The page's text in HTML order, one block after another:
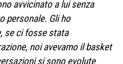
avvicinato a lui senza
personale. Gli ho
se ci fosse stata
noi avevamo il basket
si sono evolute